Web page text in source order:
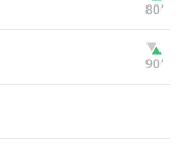
80‎’‎
90‎’‎